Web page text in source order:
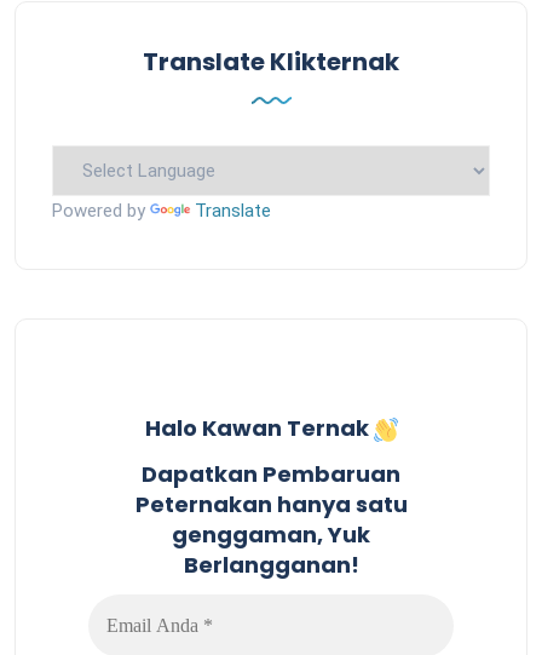
Translate Klikternak
Powered by Translate
Halo Kawan Ternak
Dapatkan Pembaruan
Peternakan hanya satu
genggaman, Yuk
Berlangganan!